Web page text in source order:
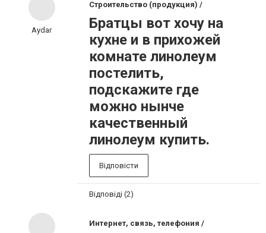
Aydar
Строительство (продукция) /
Братцы вот хочу на
кухне и в прихожей
комнате линолеум
постелить,
подскажите где
можно нынче
качественный
линолеум купить.
Відповісти
Відповіді (2)
Интернет, связь, телефония /